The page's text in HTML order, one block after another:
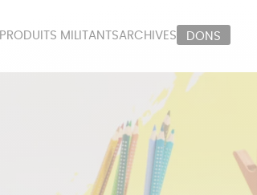
PAPETERIE
ÉPICERIE
PRODUITS MILITANTSARCHIVES DONS